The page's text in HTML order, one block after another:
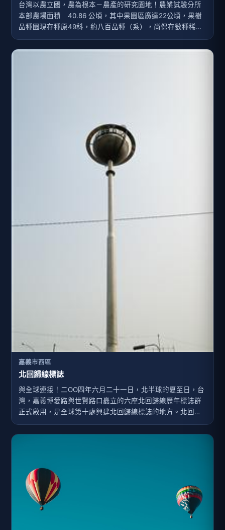
台灣以農立國，農為根本－農產的研究園地！農業試驗分所
本部農場面積 40.86 公頃，其中果園區廣達22公頃，果樹
品種園現存種原49科，約八百品種（系），尚保存數種稀有
果樹，具有農業研究，生態教育 ，遊憩觀賞等多元功能。 農
業試驗分所內設有農藝、園藝及植物保護等三系。‧農藝系－
會。嘉義公園左邊山丘，自西元1918年創設農業試驗所，栽
種熱帶農作物、園藝作物，奇花異卉，種類繁多。
嘉義市西區
北回歸線標誌
與全球連接！二OO四年六月二十一日，北半球的夏至日，台
灣，嘉義博愛路與世賢路口矗立的六座北回歸線歷年標誌群
正式啟用，是全球第十處興建北回歸線標誌的地方。北回歸
線標誌是北溫帶與熱帶的界碑，極圈碑、回歸線標誌、赤道
碑同屬世界性重要地標，以區分北寒帶、北溫帶、熱帶、南
份。雖然小巧玲瓏，卻兼具交通觀光、歷史文化、地球科學
教育意義。目前靠西北方的中央安全島上建有「圖文碑記」
一座，大理石刻簡要說明立標重點，附上簡圖更能使人充分
了解十八世紀末葉北回歸線曾經靜悄悄的飄過這個路口，而
且與嘉義命名息息相關。．北回歸線向南漂移圖文碑記「回